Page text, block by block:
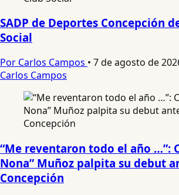
SADP de Deportes Concepción
Social
Por Carlos Campos • 7 de agosto de
Carlos Campos
“Me reventaron todo el año …”:
Nona” Muñoz palpita su debut
Concepción